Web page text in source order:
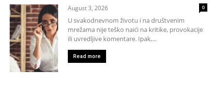
August 3, 2026 0
U svakodnevnom životu i na društvenim
mrežama nije teško naići na kritike, provokacije
ili uvredljive komentare. Ipak,...
Read more